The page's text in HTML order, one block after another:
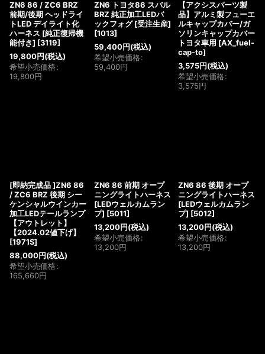
ZN6 86 / ZC6 BRZ
前期/後期 ヘッドライ
トLED デイライト化
ハーネス [純正復帰機
能付き] [3119]
19,800円 (税込)
希望小売価格:
19,800円
ZN6 トヨタ86 スバル
BRZ 純正加工LEDバ
ックフォグ [受注生産]
[1013]
59,400円 (税込)
希望小売価格:
59,400円
【アクシスパーツ製
品】アルミ製フューエ
ルキャップカバー/ガ
ソリンキャップカバー
トヨタ車用 [AX_fuel-
cap-to]
3,575円 (税込)
希望小売価格:
3,575 円
[即納完成品 ]ZN6 86
/ ZC6 BRZ 後期 シー
ケンシャルウインカー
加工LEDテールランプ
【アウトレット】
【2024.02値下げ】
[1971S]
88,000円 (税込)
希望小売価格:
165,660円
ZN6 86 前期 オープ
ニングライトハーネス
[LEDウェルカムラン
プ] [5011]
13,200円 (税込)
希望小売価格:
13,200円
ZN6 86 後期 オープ
ニングライトハーネス
[LEDウェルカムラン
プ] [5012]
13,200円 (税込)
希望小売価格:
13,200円